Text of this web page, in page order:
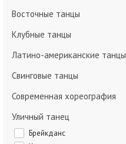
Восточные танцы
Клубные танцы
Латино-американские танцы
Свинговые танцы
Современная хореография
Уличный танец
Брейкданс